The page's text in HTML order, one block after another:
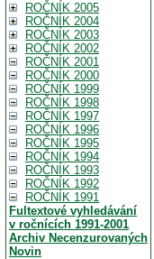
ROČNÍK 2005
ROČNÍK 2004
ROČNÍK 2003
ROČNÍK 2002
ROČNÍK 2001
ROČNÍK 2000
ROČNÍK 1999
ROČNÍK 1998
ROČNÍK 1997
ROČNÍK 1996
ROČNÍK 1995
ROČNÍK 1994
ROČNÍK 1993
ROČNÍK 1992
ROČNÍK 1991
Fultextové vyhledávání
v ročnících 1991-2001
Archiv Necenzurovaných
Novin